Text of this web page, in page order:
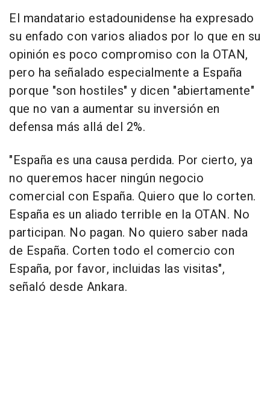
El mandatario estadounidense ha expresado
su enfado con varios aliados por lo que en su
opinión es poco compromiso con la OTAN,
pero ha señalado especialmente a España
porque "son hostiles" y dicen "abiertamente"
que no van a aumentar su inversión en
defensa más allá del 2%.
"España es una causa perdida. Por cierto, ya
no queremos hacer ningún negocio
comercial con España. Quiero que lo corten.
España es un aliado terrible en la OTAN. No
participan. No pagan. No quiero saber nada
de España. Corten todo el comercio con
España, por favor, incluidas las visitas",
señaló desde Ankara.